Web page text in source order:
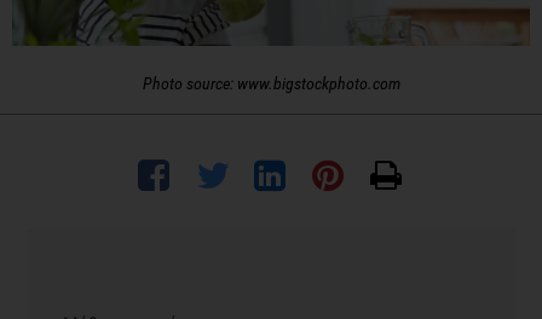
Photo source: www.bigstockphoto.com